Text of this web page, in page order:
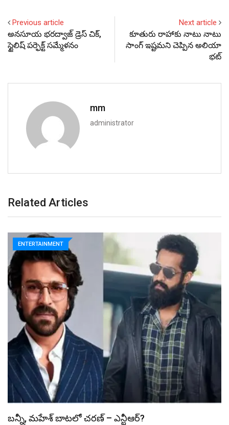
Previous article
అనసూయ భరద్వాజ్‌ డ్రెస్ చిక్,
స్టైలిష్ పర్ఫెక్ట్ సమ్మేళనం
Next article
కూతురు రాహాకు నాటు నాటు
సాంగ్ ఇష్టమని చెప్పిన అలియా
భట్
mm
administrator
Related Articles
ENTERTAINMENT
స్పైడర్ మ్యాన్ బాక్సాఫీస్ రికార్డు బద్దలు